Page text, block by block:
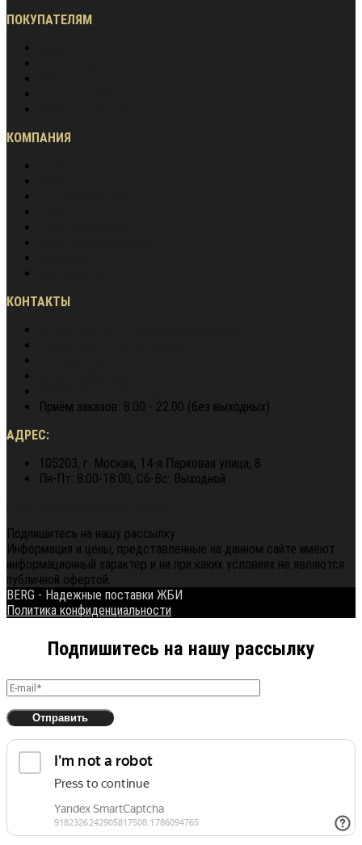
ПОКУПАТЕЛЯМ
КОМПАНИЯ
КОНТАКТЫ
Приём заказов: 8.00 - 22.00 (без выходных)
АДРЕС:
105203, г. Москва, 14-я Парковая улица, 8
Пн-Пт: 8:00-18:00, Сб-Вс: Выходной
Подпишитесь на нашу рассылку
Информация и цены, представленные на данном сайте имеют
информационный характер и ни при каких условиях не являются
публичной офертой.
BERG - Надежные поставки ЖБИ
Политика конфиденциальности
Подпишитесь на нашу рассылку